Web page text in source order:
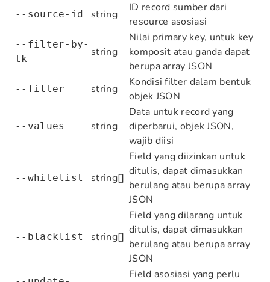
--source-id
string
ID record sumber dari
resource asosiasi
--filter-by-
tk
string
Nilai primary key, untuk key
komposit atau ganda dapat
berupa array JSON
--filter string
Kondisi filter dalam bentuk
objek JSON
--values string
Data untuk record yang
diperbarui, objek JSON,
wajib diisi
--whitelist string[]
Field yang diizinkan untuk
ditulis, dapat dimasukkan
berulang atau berupa array
JSON
--blacklist string[]
Field yang dilarang untuk
ditulis, dapat dimasukkan
berulang atau berupa array
JSON
Field asosiasi yang perlu